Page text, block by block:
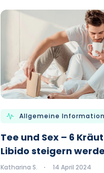
Allgemeine
Tee und Sex – 6
Libido steigern
Katharina S. 14 April 2024